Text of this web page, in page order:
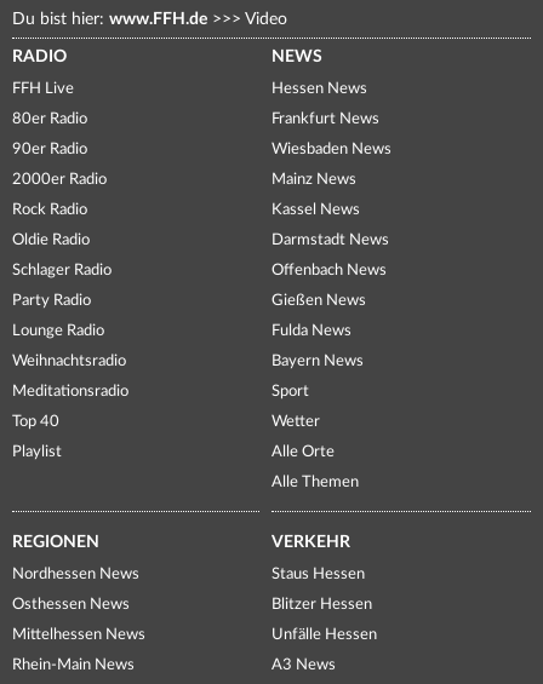
Du bist hier: www.FFH.de >>> Video
RADIO
FFH Live
80er Radio
90er Radio
2000er Radio
Rock Radio
Oldie Radio
Schlager Radio
Party Radio
Lounge Radio
Weihnachtsradio
Meditationsradio
Top 40
Playlist
NEWS
Hessen News
Frankfurt News
Wiesbaden News
Mainz News
Kassel News
Darmstadt News
Offenbach News
Gießen News
Fulda News
Bayern News
Sport
Wetter
Alle Orte
Alle Themen
REGIONEN
Nordhessen News
Osthessen News
Mittelhessen News
Rhein-Main News
VERKEHR
Staus Hessen
Blitzer Hessen
Unfälle Hessen
A3 News